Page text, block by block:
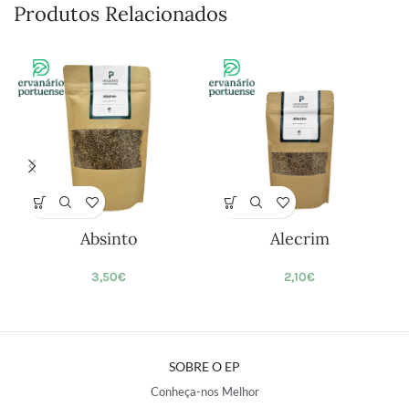
Produtos Relacionados
Absinto
3,50€
Alecrim
2,10€
SOBRE O EP
Conheça-nos Melhor